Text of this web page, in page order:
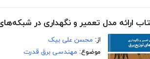
ارائه مدل تعمیر و نگهداری در
از: محسن علی بیک
موضوع: مهندسی برق قدرت